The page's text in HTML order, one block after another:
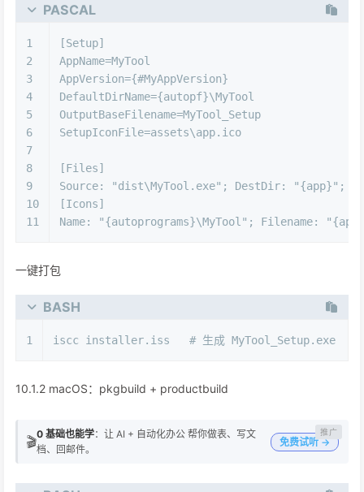
PASCAL
1
2
3
4
5
6
7
8
9
10
11
[Setup]
AppName=MyTool
AppVersion={#MyAppVersion}
DefaultDirName={autopf}\MyTool
OutputBaseFilename=MyTool_Setup
SetupIconFile=assets\app.ico
[Files]
Source: "dist\MyTool.exe"; DestDir: "{app}";
[Icons]
Name: "{autoprograms}\MyTool"; Filename: "{app}
一键打包
BASH
1 iscc installer.iss # 生成 MyTool_Setup.exe
10.1.2 macOS：pkgbuild + productbuild
🎬0 基础也能学：让 AI + 自动化办公 帮你做表、写文
档、回邮件。
免费试听 →